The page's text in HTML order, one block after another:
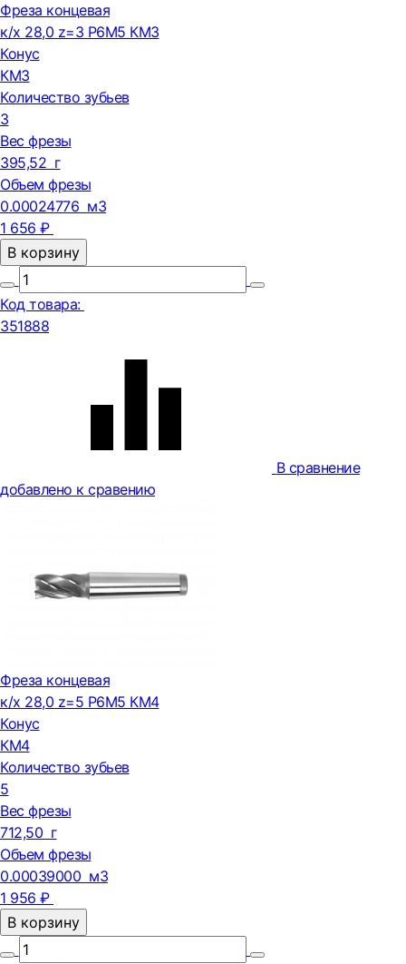
Фреза концевая
к/х 28,0 z=3 Р6М5 КМ3
Конус
КМ3
Количество зубьев
3
Вес фрезы
395,52 г
Объем фрезы
0.00024776 м3
1 656 ₽
В корзину
Код товара:
351888
В сравнение
добавлено к сравению
Фреза концевая
к/х 28,0 z=5 Р6М5 КМ4
Конус
КМ4
Количество зубьев
5
Вес фрезы
712,50 г
Объем фрезы
0.00039000 м3
1 956 ₽
В корзину